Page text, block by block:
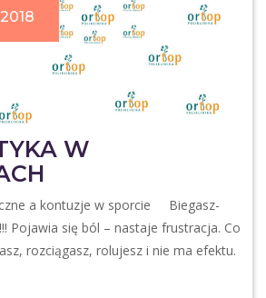
W
a kontuzje w sporcie Biegasz-
Pojawia się ból – nastaje frustracja. Co
rozciągasz, rolujesz i nie ma efektu.